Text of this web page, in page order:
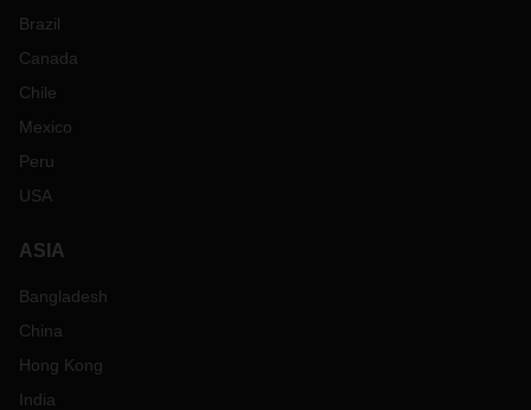
Brazil
Canada
Chile
Mexico
Peru
USA
ASIA
Bangladesh
China
Hong Kong
India